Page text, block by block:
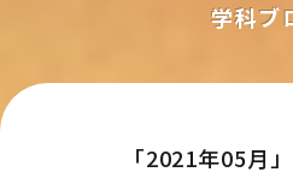
学科ブ
｢2021年05月